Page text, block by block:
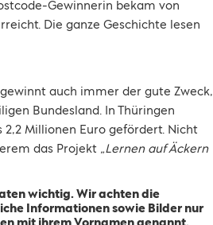
Gewinnerin bekam von
Die ganze Geschichte lesen
auch immer der gute Zweck,
Bundesland. In Thüringen
Millionen Euro gefördert. Nicht
das Projekt „Lernen auf Äckern
wichtig. Wir achten die
Informationen sowie Bilder nur
mit ihrem Vornamen genannt.